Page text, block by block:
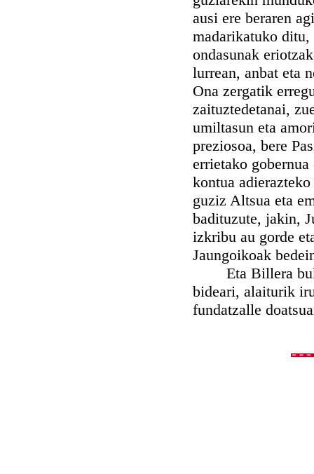
ausi ere beraren
madarikatuko ditu,
ondasunak
lurrean, anbat eta
Ona zergatik
zaituztedetanai,
umiltasun eta
preziosoa, bere
errietako
kontua
guziz Altsua eta
badituzute, jakin,
izkribu au gorde
Jaungoikoak
Eta Billera
bideari, alaiturik
fundatzalle